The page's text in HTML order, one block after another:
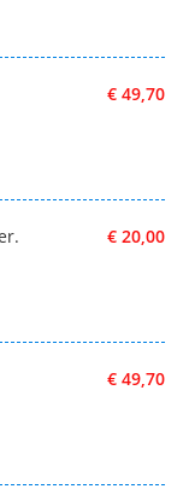
€ 49,70
€ 20,00
€ 49,70